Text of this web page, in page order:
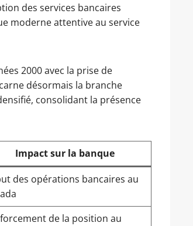
des services bancaires
moderne attentive au service
2000 avec la prise de
désormais la branche
consolidant la présence
Impact sur la banque
des opérations bancaires au
de la position au